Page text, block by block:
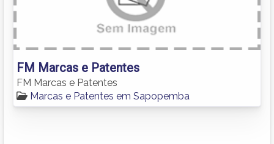
FM Marcas e Patentes
FM Marcas e Patentes
Marcas e Patentes em Sapopemba